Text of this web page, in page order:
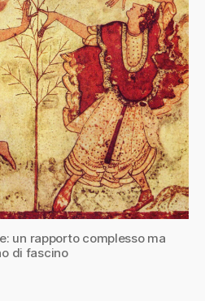
un rapporto complesso ma
di fascino